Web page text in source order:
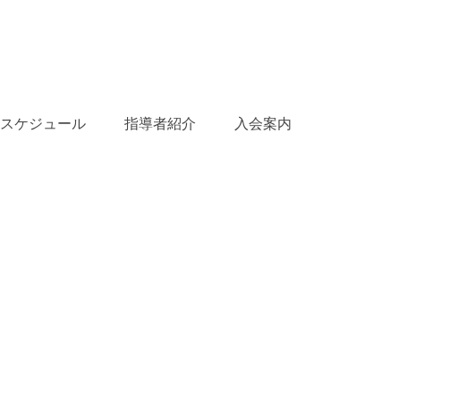
スケジュール 指導者紹介 入会案内